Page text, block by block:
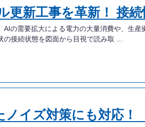
更新工事を革新！ 接
AIの需要拡大による電力の大量消費や、生
の接続状態を図面から目視で読み取 …
ノイズ対策にも対応！